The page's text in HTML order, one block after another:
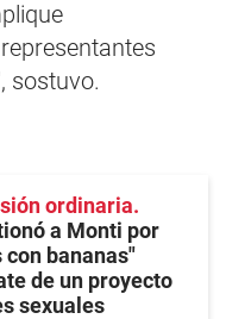
sostuvo.
ordinaria
a Monti por
bananas"
de un proyecto
sexuales